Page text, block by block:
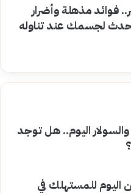
فوائد مذهلة وأضرار
لجسمك عند تناوله
والسولار اليوم.. هل توجد
اليوم للمستهلك في